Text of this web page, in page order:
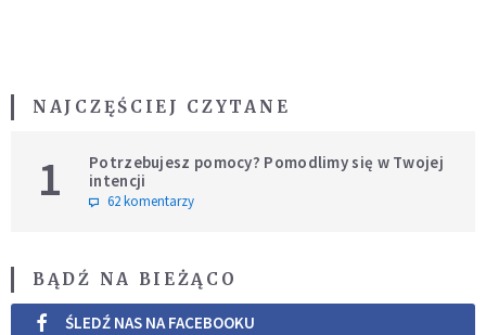
NAJCZĘŚCIEJ CZYTANE
1
Potrzebujesz pomocy? Pomodlimy się w Twojej
intencji
62 komentarzy
BĄDŹ NA BIEŻĄCO
ŚLEDŹ NAS NA FACEBOOKU